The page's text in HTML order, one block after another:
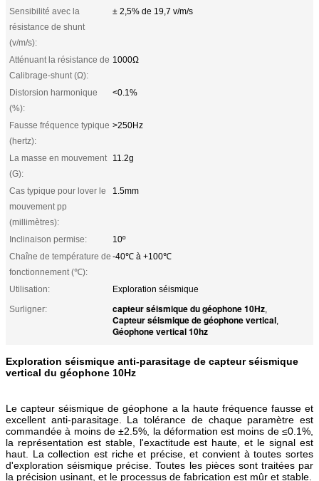
Sensibilité avec la
résistance de shunt
(v/m/s):
± 2,5% de 19,7 v/m/s
Atténuant la résistance de
Calibrage-shunt (Ω):
1000Ω
Distorsion harmonique
(%):
<0.1%
Fausse fréquence typique
(hertz):
>250Hz
La masse en mouvement
(G):
11.2g
Cas typique pour lover le
mouvement pp
(millimètres):
1.5mm
Inclinaison permise:
10º
Chaîne de température de
fonctionnement (℃):
-40℃ à +100℃
Utilisation:
Exploration séismique
Surligner:
capteur séismique du géophone 10Hz,
Capteur séismique de géophone vertical,
Géophone vertical 10hz
Exploration séismique anti-parasitage de capteur séismique
vertical du géophone 10Hz
Le capteur séismique de géophone a la haute fréquence fausse et
excellent anti-parasitage. La tolérance de chaque paramètre est
commandée à moins de ±2.5%, la déformation est moins de ≤0.1%,
la représentation est stable, l'exactitude est haute, et le signal est
haut. La collection est riche et précise, et convient à toutes sortes
d'exploration séismique précise. Toutes les pièces sont traitées par
la précision usinant, et le processus de fabrication est mûr et stable.